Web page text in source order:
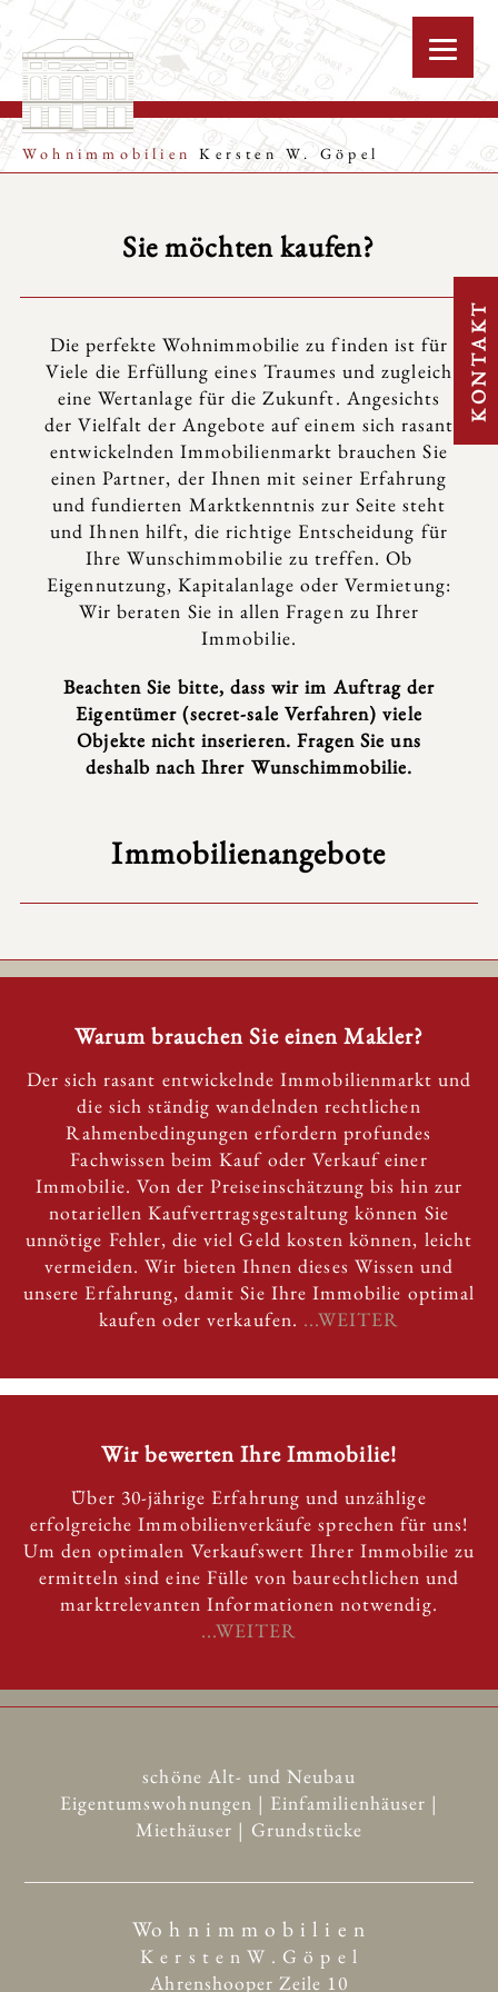
WohnimmobilienKersten W. Göpel
KONTAKT
Sie möchten kaufen?
Die perfekte Wohnimmobilie zu finden ist für
Viele die Erfüllung eines Traumes und zugleich
eine Wertanlage für die Zukunft. Angesichts
der Vielfalt der Angebote auf einem sich rasant
entwickelnden Immobilienmarkt brauchen Sie
einen Partner, der Ihnen mit seiner Erfahrung
und fundierten Marktkenntnis zur Seite steht
und Ihnen hilft, die richtige Entscheidung für
Ihre Wunschimmobilie zu treffen. Ob
Eigennutzung, Kapitalanlage oder Vermietung:
Wir beraten Sie in allen Fragen zu Ihrer
Immobilie.
Beachten Sie bitte, dass wir im Auftrag der
Eigentümer (secret-sale Verfahren) viele
Objekte nicht inserieren. Fragen Sie uns
deshalb nach Ihrer Wunschimmobilie.
Immobilienangebote
Warum brauchen Sie einen Makler?
Der sich rasant entwickelnde Immobilienmarkt und
die sich ständig wandelnden rechtlichen
Rahmenbedingungen erfordern profundes
Fachwissen beim Kauf oder Verkauf einer
Immobilie. Von der Preiseinschätzung bis hin zur
notariellen Kaufvertragsgestaltung können Sie
unnötige Fehler, die viel Geld kosten können, leicht
vermeiden. Wir bieten Ihnen dieses Wissen und
unsere Erfahrung, damit Sie Ihre Immobilie optimal
kaufen oder verkaufen. ...WEITER
Wir bewerten Ihre Immobilie!
Über 30-jährige Erfahrung und unzählige
erfolgreiche Immobilienverkäufe sprechen für uns!
Um den optimalen Verkaufswert Ihrer Immobilie zu
ermitteln sind eine Fülle von baurechtlichen und
marktrelevanten Informationen notwendig.
...WEITER
schöne Alt- und Neubau
Eigentumswohnungen | Einfamilienhäuser |
Miethäuser | Grundstücke
Wo h n i m m o b i l i e n
K e r s t e n W . G ö p e l
Ahrenshooper Zeile 10